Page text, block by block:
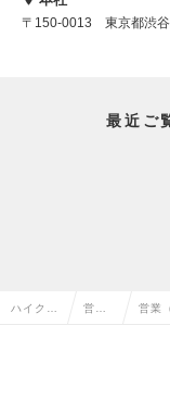
〒150-0013 東京都渋谷
最近ご
ハイクラ 営業 営業